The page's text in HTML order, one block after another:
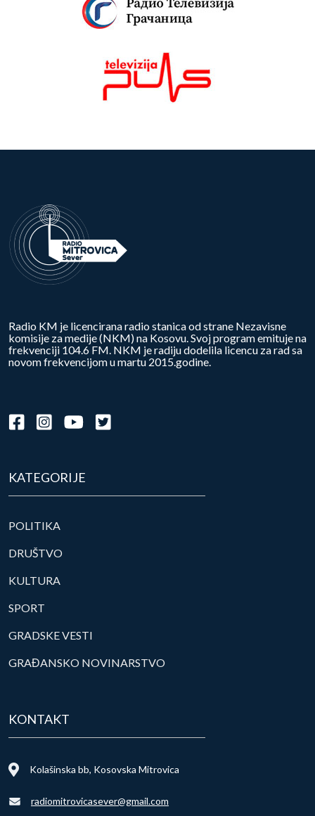
Radio KM je licencirana radio stanica od strane Nezavisne
komisije za medije (NKM) na Kosovu. Svoj program emituje na
frekvenciji 104.6 FM. NKM je radiju dodelila licencu za rad sa
novom frekvencijom u martu 2015.godine.
KATEGORIJE
POLITIKA
DRUŠTVO
KULTURA
SPORT
GRADSKE VESTI
GRAĐANSKO NOVINARSTVO
KONTAKT
Kolašinska bb, Kosovska Mitrovica
radiomitrovicasever@gmail.com